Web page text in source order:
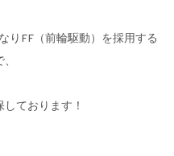
りFF（前輪駆動）を採用する
ております！